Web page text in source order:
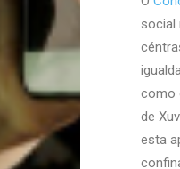
social
como
de
esta